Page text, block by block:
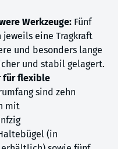
Werkzeuge: Fünf
eine Tragkraft
und besonders lange
und stabil gelagert.
für flexible
sind zehn
mit
(in